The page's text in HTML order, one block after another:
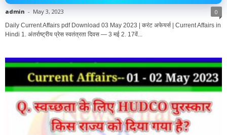
admin - May 3, 2023 0
Daily Current Affairs pdf Download 03 May 2023 | करंट अफेयर्स | Current Affairs in
Hindi 1. अंतर्राष्ट्रीय प्रेस स्वतंत्रता दिवस — 3 मई 2. 17वें...